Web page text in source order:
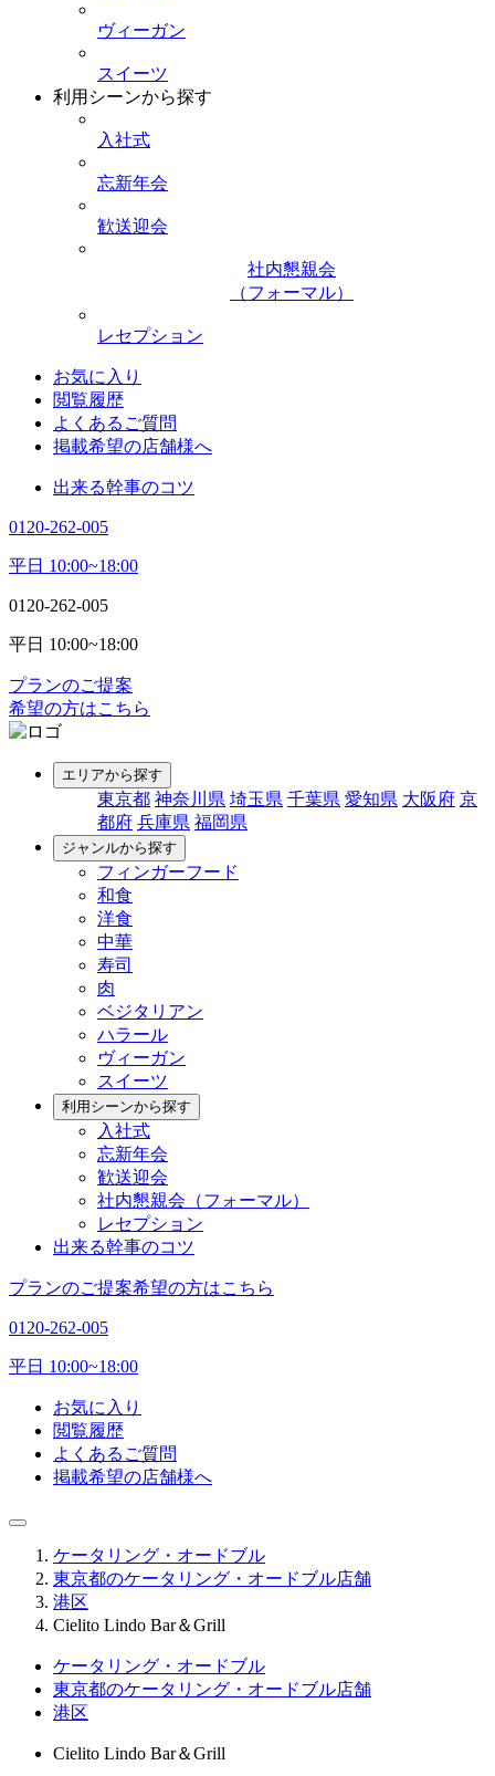
ヴィーガン
スイーツ
利用シーンから探す
入社式
忘新年会
歓送迎会
社内懇親会
（フォーマル）
レセプション
お気に入り
閲覧履歴
よくあるご質問
掲載希望の店舗様へ
出来る幹事のコツ
0120-262-005
平日 10:00~18:00
0120-262-005
平日 10:00~18:00
プランのご提案
希望の方はこちら
エリアから探す
東京都 神奈川県 埼玉県 千葉県 愛知県 大阪府 京
都府 兵庫県 福岡県
ジャンルから探す
フィンガーフード
和食
洋食
中華
寿司
肉
ベジタリアン
ハラール
ヴィーガン
スイーツ
利用シーンから探す
入社式
忘新年会
歓送迎会
社内懇親会（フォーマル）
レセプション
出来る幹事のコツ
プランのご提案希望の方はこちら
0120-262-005
平日 10:00~18:00
お気に入り
閲覧履歴
よくあるご質問
掲載希望の店舗様へ
ケータリング・オードブル
東京都のケータリング・オードブル店舗
港区
Cielito Lindo Bar＆Grill
ケータリング・オードブル
東京都のケータリング・オードブル店舗
港区
Cielito Lindo Bar＆Grill